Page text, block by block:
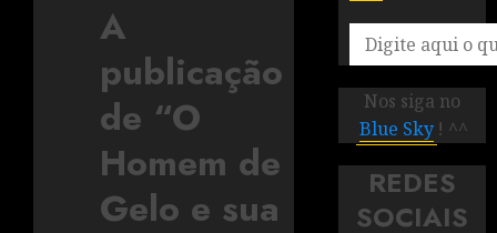
A
publicação
de “O
Homem de
Gelo e sua
Nos siga no
Blue Sky ! ^^
REDES
SOCIAIS